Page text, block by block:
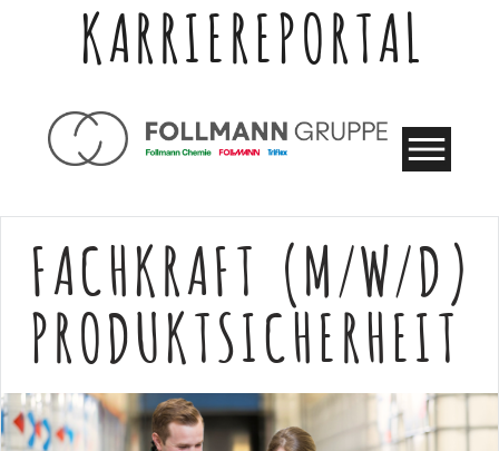
KARRIEREPORTAL
FACHKRAFT (M/W/D)
PRODUKTSICHERHEIT